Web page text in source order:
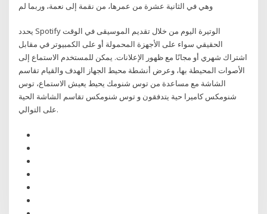
وهي في الثانية عشرة من عمرها، من نقمة إلى نعمة، وربما لم
يحدد Spotify الوتيرة اليوم من خلال تقديم الموسيقى في الوقت
الحقيقي سواء على الأجهزة المحمولة أو على الكمبيوتر في مقابل
اشتراك شهري أو مجانًا مع ظهور الإعلانات. يمكن للمستخدم الاستماع إلى
الأصوات المحيطة بها، وعرض أنشطة محيط الجهاز الهدف والقيام تقاسم
الشاشة مع مساعدة من توس شنومك يحيط يعيش الاستماع، توس
شنومكس كاميرا حية يتدفقون و توس شنومكس تقاسم الشاشة الحية
على التوالي.